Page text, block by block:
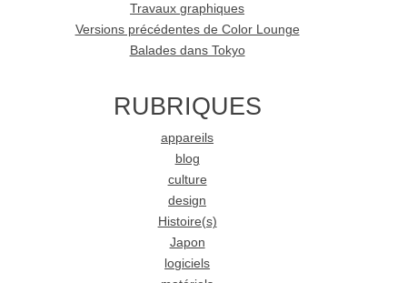
Travaux graphiques
Versions précédentes de Color Lounge
Balades dans Tokyo
RUBRIQUES
appareils
blog
culture
design
Histoire(s)
Japon
logiciels